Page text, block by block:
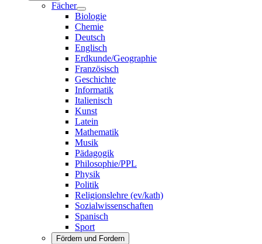
Fächer
Biologie
Chemie
Deutsch
Englisch
Erdkunde/Geographie
Französisch
Geschichte
Informatik
Italienisch
Kunst
Latein
Mathematik
Musik
Pädagogik
Philosophie/PPL
Physik
Politik
Religionslehre (ev/kath)
Sozialwissenschaften
Spanisch
Sport
Fördern und Fordern